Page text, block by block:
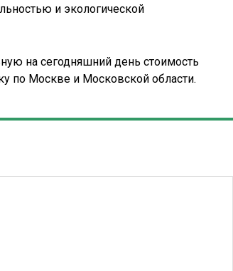
и экологической
на сегодняшний день стоимость
по Москве и Московской области.